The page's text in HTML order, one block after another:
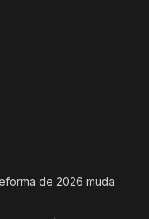
de 2026 muda